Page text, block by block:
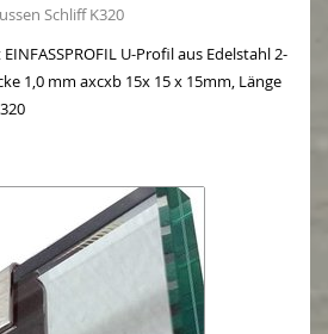
Schliff K320
EINFASSPROFIL U-Profil aus Edelstahl 2-
1,0 mm axcxb 15x 15 x 15mm, Länge